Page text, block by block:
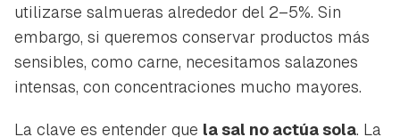
Guardar como favorito
utilizarse salmueras alrededor del 2–5%. Sin
embargo, si queremos conservar productos más
sensibles, como carne, necesitamos salazones
intensas, con concentraciones mucho mayores.
La clave es entender que la sal no actúa sola. La